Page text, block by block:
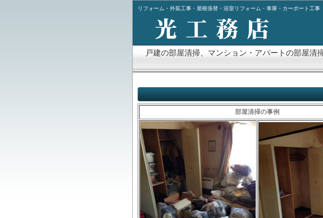
リフォーム・外装工事・屋根張替・浴室リフォーム・車庫・カーポート工事
戸建の部屋清掃、マンション・アパートの部屋清
部屋清掃の事例